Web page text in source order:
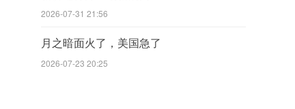
2026-07-31 21:56
月之暗面火了，美国急了
2026-07-23 20:25